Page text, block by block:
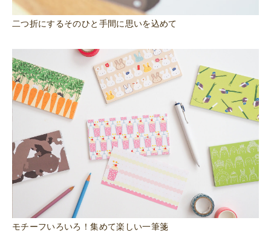
二つ折にするそのひと手間に思いを込めて
モチーフいろいろ！集めて楽しい一筆箋